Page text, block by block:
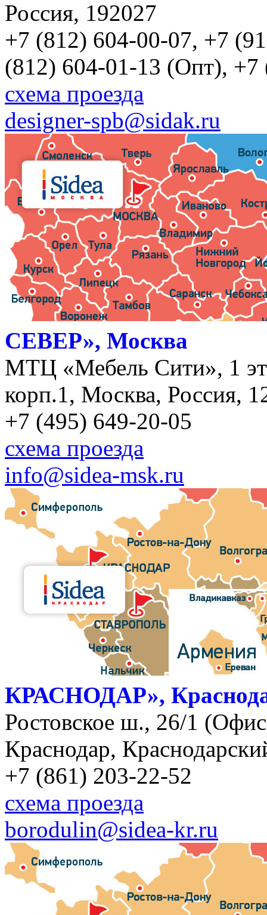
Россия, 192027
+7 (812) 604-00-07, +7
(812) 604-01-13 (Опт), +7
схема проезда
designer-spb@sidak.ru
СЕВЕР», Москва
МТЦ «Мебель Сити», 1
корп.1, Москва, Россия,
+7 (495) 649-20-05
схема проезда
info@sidea-msk.ru
КРАСНОДАР»,
Ростовское ш., 26/1
Краснодар,
+7 (861) 203-22-52
схема проезда
borodulin@sidea-kr.ru